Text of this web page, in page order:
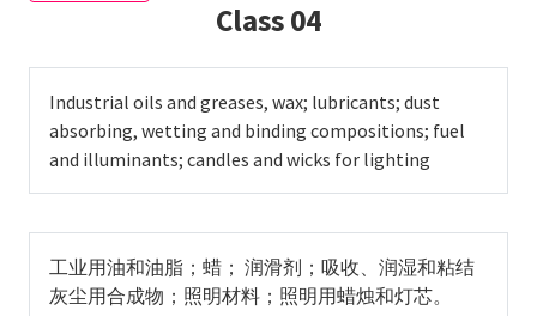
Class04
Industrial oils and greases, wax; lubricants; dust
absorbing, wetting and binding compositions; fuel
and illuminants; candles and wicks for lighting
工业用油和油脂；蜡； 润滑剂；吸收、润湿和粘结
灰尘用合成物；照明材料；照明用蜡烛和灯芯。